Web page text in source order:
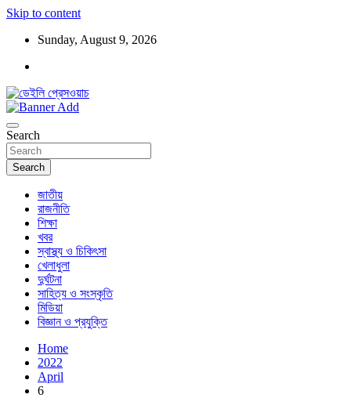
Skip to content
Sunday, August 9, 2026
ডেইলি প্রেসওয়াচ
Search
Search
জাতীয়
রাজনীতি
শিক্ষা
খবর
স্বাস্থ্য ও চিকিৎসা
খেলাধুলা
দুর্ঘটনা
সাহিত্য ও সংস্কৃতি
মিডিয়া
বিজ্ঞান ও প্রযুক্তি
Home
2022
April
6